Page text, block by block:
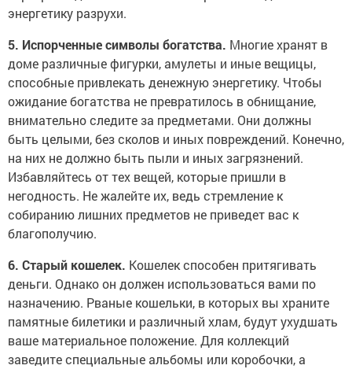
энергетику разрухи.
5. Испорченные символы богатства. Многие хранят в
доме различные фигурки, амулеты и иные вещицы,
способные привлекать денежную энергетику. Чтобы
ожидание богатства не превратилось в обнищание,
внимательно следите за предметами. Они должны
быть целыми, без сколов и иных повреждений. Конечно,
на них не должно быть пыли и иных загрязнений.
Избавляйтесь от тех вещей, которые пришли в
негодность. Не жалейте их, ведь стремление к
собиранию лишних предметов не приведет вас к
благополучию.
6. Старый кошелек. Кошелек способен притягивать
деньги. Однако он должен использоваться вами по
назначению. Рваные кошельки, в которых вы храните
памятные билетики и различный хлам, будут ухудшать
ваше материальное положение. Для коллекций
заведите специальные альбомы или коробочки, а